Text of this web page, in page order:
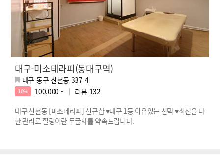
대구-미소테라피(동대구역)
대구 동구 신천동 337-4
10% 100,000 ~ 리뷰 132
대구 신천동 [미소테라피] 신규샵 ♥대구 1등 이유있는 선택 ♥최선을 다
한 관리로 힐링이란 두글자를 약속드립니다.